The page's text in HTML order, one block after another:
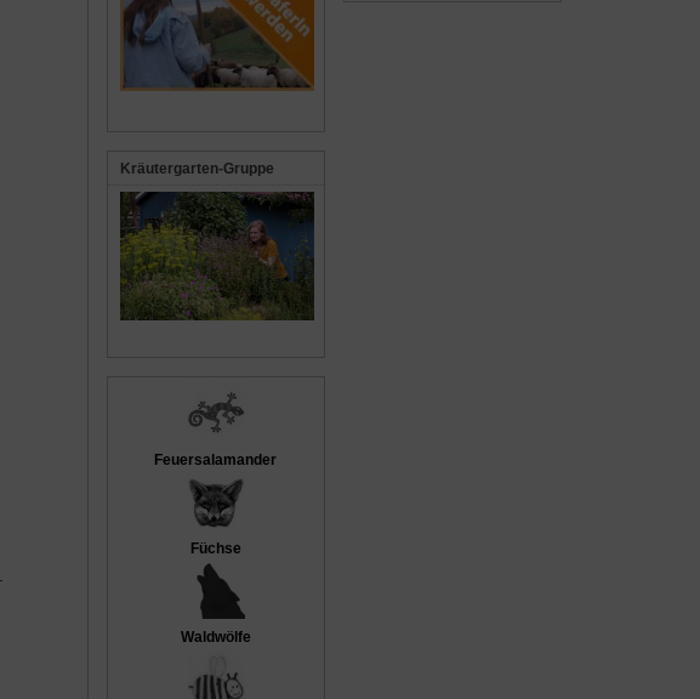
Kräutergarten-Gruppe
Feuersalamander
Füchse
Waldwölfe